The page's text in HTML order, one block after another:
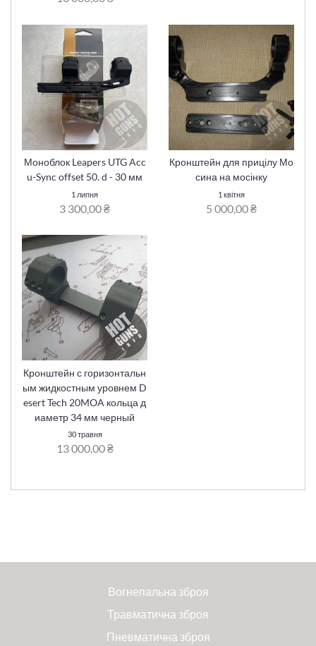
Моноблок Leapers UTG Acc
u-Sync offset 50. d - 30 мм
1 липня
3 300,00 ₴
Кронштейн для прицілу Мо
сина на мосінку
1 квітня
5 000,00 ₴
Кронштейн с горизонтальн
ым жидкостным уровнем D
esert Tech 20MOA кольца д
иаметр 34 мм черный
30 травня
13 000,00 ₴
Вогнепальна зброя
Травматична зброя
Пневматична зброя